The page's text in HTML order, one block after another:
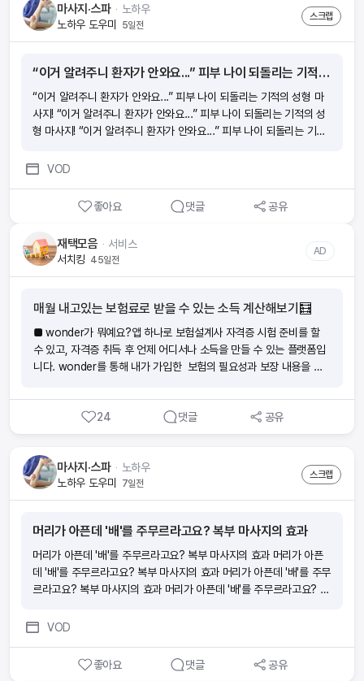
마사지·스파 ᆞ 노하우
노하우 도우미
5일전
스크랩
“이거 알려주니 환자가 안와요...” 피부 나이 되돌리는 기적의 성형 마사지!
“이거 알려주니 환자가 안와요...” 피부 나이 되돌리는 기적의 성형 마
사지! “이거 알려주니 환자가 안와요...” 피부 나이 되돌리는 기적의 성
형 마사지! “이거 알려주니 환자가 안와요...” 피부 나이 되돌리는 기적
기적의 성형 마사지!
VOD
좋아요 댓글 공유
재택모음 ᆞ 서비스
서치킹 45일전
AD
매월 내고있는 보험료로 받을 수 있는 소득 계산해보기🧮
■ wonder가 뭐예요?앱 하나로 보험설계사 자격증 시험 준비를 할
수 있고, 자격증 취득 후 언제 어디서나 소득을 만들 수 있는 플랫폼입
니다. wonder를 통해 내가 가입한 보험의 필요성과 보장 내용을 이
더 편리하게! ‘ wonder앱으로 하면 지출이었던 보험료가 소득이 돼요.
■ 요즘 보험 부업이 많던데요 wonder의 장점은 뭔가요?(1)내 라
이프스타일에 방해되지 않게 스스로 자격증 준비가 가능해요. 휴먼압
는 회사가 부담해요.(3)자격증을 취득하면 출근 없이 앱 하나로 소득을
만들 수 있어요.(4)시작부터 함께하는 전문 매니저가 전 과정을 도와드
려요.(5)나도 모르게 보험전문지식이 향상되어 있어요. ■ 절차가 궁
3배의 수수료와 축하금 최대 60만원을 받을 수 있어요 [예시] 보험료
10만원 ■ 시험이 많이 어렵나요? 아니요! 하지만, 모의고사 문제와
답만 외우면 헷갈릴 수 있으니 보기 내용의 이해가 필요해요. (예) 모의
고사에서 ‘틀린 것’은? 으로 외웠는데, 실제 시험에서는 ‘맞는 것을 고
점수를 70점 이상 목표로 반복적으로 풀면서 점차 점수를 높여보세
전’탭에서 원하는 시험 일정에 맞춰 시험신청을 해보세요. 2. 시험일 2
~3주 전부터 동영상강의,모의고사, 요약정리를 반복해서 하루에 일정
24 댓글 공유
마사지·스파 ᆞ 노하우
노하우 도우미
7일전
스크랩
머리가 아픈데 '배'를 주무르라고요? 복부 마사지의 효과
머리가 아픈데 '배'를 주무르라고요? 복부 마사지의 효과 머리가 아픈
데 '배'를 주무르라고요? 복부 마사지의 효과 머리가 아픈데 '배'를 주무
르라고요? 복부 마사지의 효과 머리가 아픈데 '배'를 주무르라고요? 복
VOD
좋아요 댓글 공유